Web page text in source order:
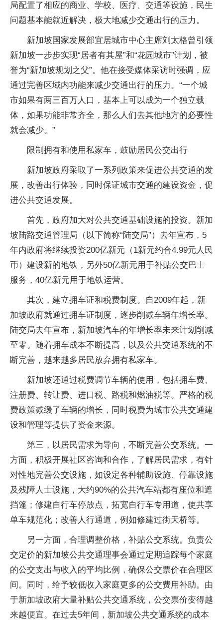
局配置了相应的商业、学校、医疗、交通等设施，民生
问题基本能就近解决，极大地减少交通出行的压力。
新加坡国家发展部宜居城市中心主席刘太格曾引领
新加坡一步步实现“居者有其屋”和“花园城市”计划，被
誉为“新加坡规划之父”。他在接受媒体采访时强调，应
通过完善区域内功能来减少交通出行的压力。“一个城
市如果有两三百万人口，基本上可以成为一个独立载
体，如果功能非常齐全，那么人们去其他地方的必要性
就会减少。”
限制拥有和使用私家车，鼓励居民公交出行
新加坡政府采取了一系列政策来促进公共交通的发
展，改善出行体验，同时保证城市交通的建设资金，促
进公共交通发展。
首先，政府加大对公共交通基础设施的投资。新加
坡陆路交通管理局（以下简称“陆交局”）去年宣布，5
年内政府将继续投资200亿新元（1新元约合4.99元人民
币）建设新的地铁，另外50亿新元用于补贴公交巴士
服务，40亿新元用于地铁运营。
其次，建立拥车证和税费制度。自2009年起，新
加坡政府就通过拥车证制度，逐步削减车辆年增长率。
陆交局去年宣布，新加坡汽车的年增长率未来计划削减
至零。随着拥车成本不断提高，以及公共交通系统的不
断完善，越来越多居民放弃拥有私家车。
新加坡还通过税费调节车辆的使用，包括拥车费、
注册费、转让费、进口税、路税和燃油税等。严格的税
费政策减缓了车辆的增长，同时税费为城市公共交通建
设和管理等提供了资金来源。
第三，以居民需求为导向，不断完善公交系统。一
方面，积极开展社区咨询和合作，了解居民需求，有针
对性地完善公交设施，如设定各种辅助设施、停靠设施
及残障人士设施，大约90%的公共汽车站都有座位和遮
挡篷；修建自行车停放点，拓宽自行车专用道，使共享
单车规范化；改善人行通道，例如修建过街天桥等。
另一方面，合理调整价格，补贴公交系统。负责公
交定价的新加坡公共交通理事会通过定期追踪每个家庭
的公交支出与收入的平均比例，确保公交票价在合理区
间。同时，给予较低收入家庭更多的公交费用补助。由
于新加坡政府大量补贴公共交通系统，公交票价变得越
来越便宜。在过去5年间，新加坡公共交通系统的成本